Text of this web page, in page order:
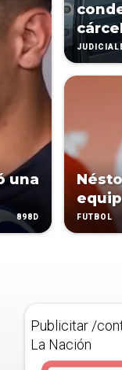
una
898D FÚTBOL
Publicitar /
La Nación